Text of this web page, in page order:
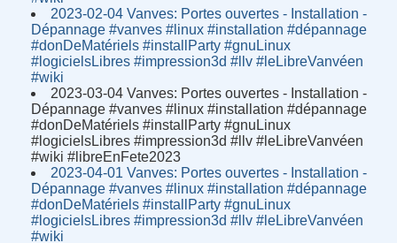
2023-02-04 Vanves: Portes ouvertes - Installation -
Dépannage #vanves #linux #installation #dépannage
#donDeMatériels #installParty #gnuLinux
#logicielsLibres #impression3d #llv #leLibreVanvéen
#wiki
2023-03-04 Vanves: Portes ouvertes - Installation -
Dépannage #vanves #linux #installation #dépannage
#donDeMatériels #installParty #gnuLinux
#logicielsLibres #impression3d #llv #leLibreVanvéen
#wiki #libreEnFete2023
2023-04-01 Vanves: Portes ouvertes - Installation -
Dépannage #vanves #linux #installation #dépannage
#donDeMatériels #installParty #gnuLinux
#logicielsLibres #impression3d #llv #leLibreVanvéen
#wiki